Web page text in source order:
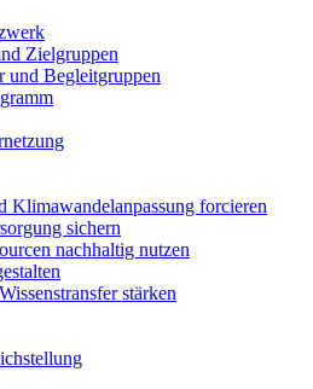
Zielgruppen
und Begleitgruppen
Klimawandelanpassung forcieren
sichern
nachhaltig nutzen
stärken